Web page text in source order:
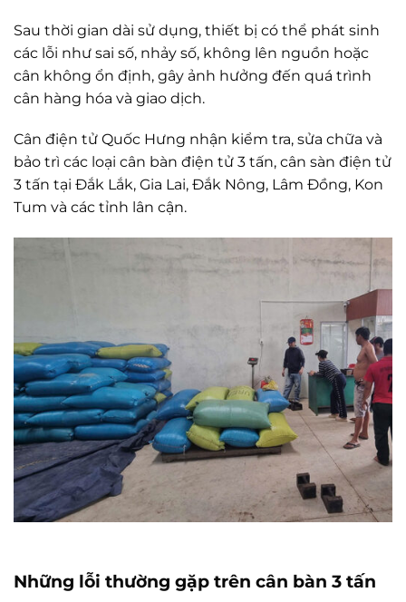
Sau thời gian dài sử dụng, thiết bị có thể phát sinh
các lỗi như sai số, nhảy số, không lên nguồn hoặc
cân không ổn định, gây ảnh hưởng đến quá trình
cân hàng hóa và giao dịch.
Cân điện tử Quốc Hưng nhận kiểm tra, sửa chữa và
bảo trì các loại cân bàn điện tử 3 tấn, cân sàn điện tử
3 tấn tại Đắk Lắk, Gia Lai, Đắk Nông, Lâm Đồng, Kon
Tum và các tỉnh lân cận.
Những lỗi thường gặp trên cân bàn 3 tấn